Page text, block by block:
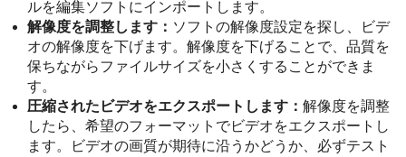
ルを編集ソフトにインポートします。
解像度を調整します： ソフトの解像度設定を探し、ビデ
オの解像度を下げます。解像度を下げることで、品質を
保ちながらファイルサイズを小さくすることができま
す。
圧縮されたビデオをエクスポートします： 解像度を調整
したら、希望のフォーマットでビデオをエクスポートし
ます。ビデオの画質が期待に沿うかどうか、必ずテスト